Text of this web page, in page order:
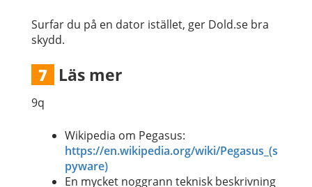
Surfar du på en dator istället, ger Dold.se bra
skydd.
7 Läs mer
9q
Wikipedia om Pegasus:
https://en.wikipedia.org/wiki/Pegasus_(s
pyware)
En mycket noggrann teknisk beskrivning